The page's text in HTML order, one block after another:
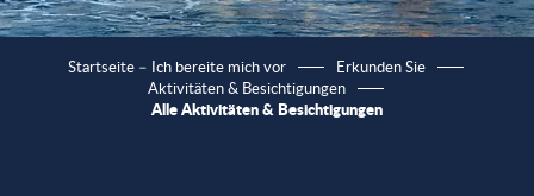
Startseite – Ich bereite mich vor
Erkunden Sie
Aktivitäten & Besichtigungen
Alle Aktivitäten & Besichtigungen